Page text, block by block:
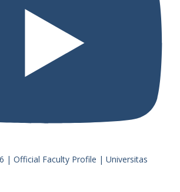
| Official Faculty Profile | Universitas